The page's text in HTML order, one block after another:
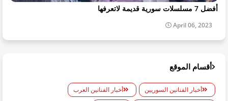
أفضل 7 مسلسلات سورية قديمة لاتعرفها
April 06, 2023
أقسام الموقع
أخبار الفنانين السوريين
أخبار الفنانين العرب